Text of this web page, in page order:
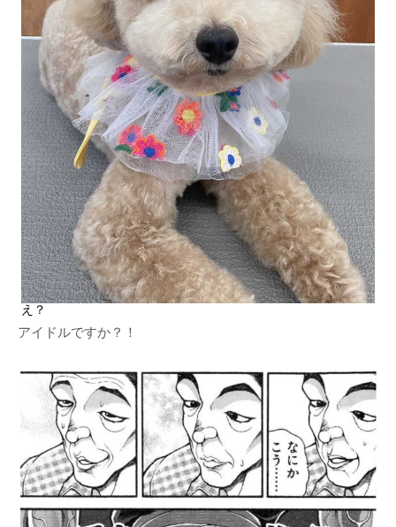
え？
アイドルですか？！